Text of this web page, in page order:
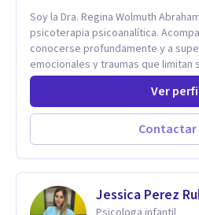
Soy la Dra. Regina Wolmuth
psicoterapia psicoanalítica.
conocerse profundamente y a
emocionales y traumas que limitan
trabajado en reconocidas
Psiquiátrico San Rafael, Instituto
Bernardino, Hospital Psiquiátrico
Integración Juvenil. Además, tuve
en comunidades como Olivar del
Ver
Contactar
Jessica Perez